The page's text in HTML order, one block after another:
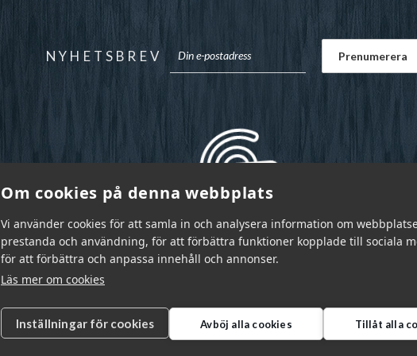
Om cookies på denna webbplats
Vi använder cookies för att samla in och analysera information om
prestanda och användning, för att förbättra funktioner kopplade till sociala
för att förbättra och anpassa innehåll och annonser.
Läs mer om cookies
Inställningar för cookies Avböj alla cookies Tillåt alla
NYHETSBREV
Garnr Sverige AB © 2026 | info@garnr.se 031 - 92